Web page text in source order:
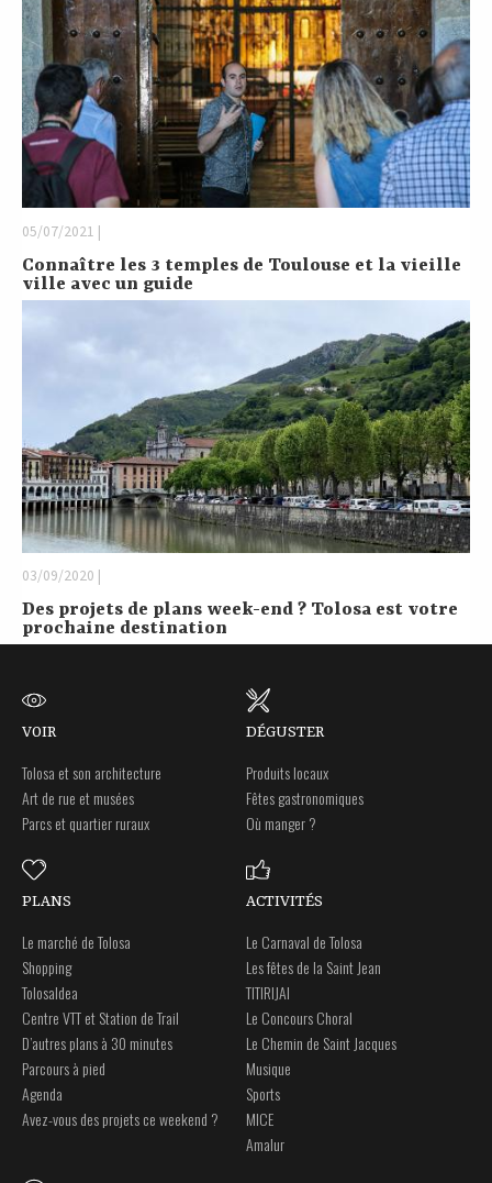
05/07/2021 |
Connaître les 3 temples de Toulouse et la vieille
ville avec un guide
03/09/2020 |
Des projets de plans week-end ? Tolosa est votre
prochaine destination
VOIR
Tolosa et son architecture
Art de rue et musées
Parcs et quartier ruraux
DÉGUSTER
Produits locaux
Fêtes gastronomiques
Où manger ?
PLANS
Le marché de Tolosa
Shopping
Tolosaldea
Centre VTT et Station de Trail
D’autres plans à 30 minutes
Parcours à pied
Agenda
Avez-vous des projets ce weekend ?
ACTIVITÉS
Le Carnaval de Tolosa
Les fêtes de la Saint Jean
TITIRIJAI
Le Concours Choral
Le Chemin de Saint Jacques
Musique
Sports
MICE
Amalur